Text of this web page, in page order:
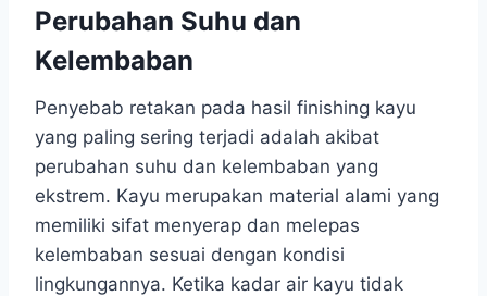
Perubahan Suhu dan
Kelembaban
Penyebab retakan pada hasil finishing kayu
yang paling sering terjadi adalah akibat
perubahan suhu dan kelembaban yang
ekstrem. Kayu merupakan material alami yang
memiliki sifat menyerap dan melepas
kelembaban sesuai dengan kondisi
lingkungannya. Ketika kadar air kayu tidak